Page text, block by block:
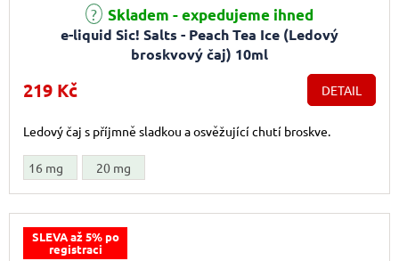
e-liquid Sic! Salts - Peach Tea Ice (Ledový
broskvový čaj) 10ml
Průměrné hodnocení produktu je 5,0 z 5 hvězdiček.
Skladem - expedujeme ihned
219 Kč DETAIL
Ledový čaj s příjmně sladkou a osvěžující chutí broskve.
16 mg 20 mg
SLEVA až 5% po
registraci